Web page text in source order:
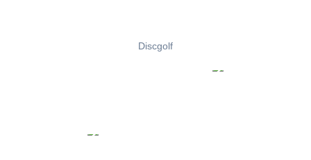
Discgolf